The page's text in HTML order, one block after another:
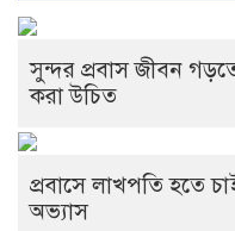
সুন্দর প্রবাস জীবন
করা উচিত
প্রবাসে লাখপতি হতে
অভ্যাস